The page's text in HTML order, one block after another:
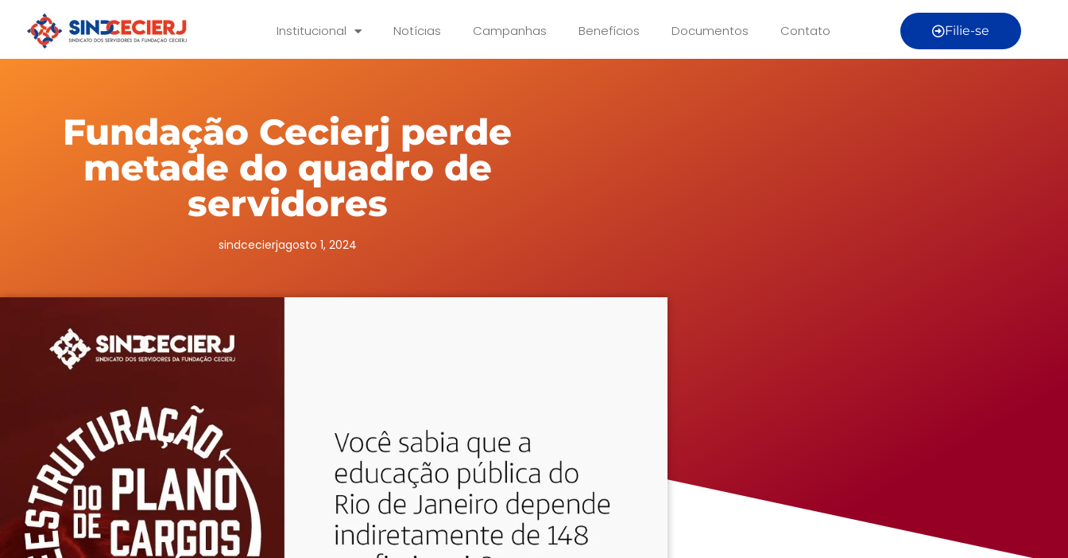
Institucional Notícias Campanhas Benefícios Documentos Contato Filie-se
Fundação Cecierj perde
metade do quadro de
servidores
sindcecierjagosto 1, 2024